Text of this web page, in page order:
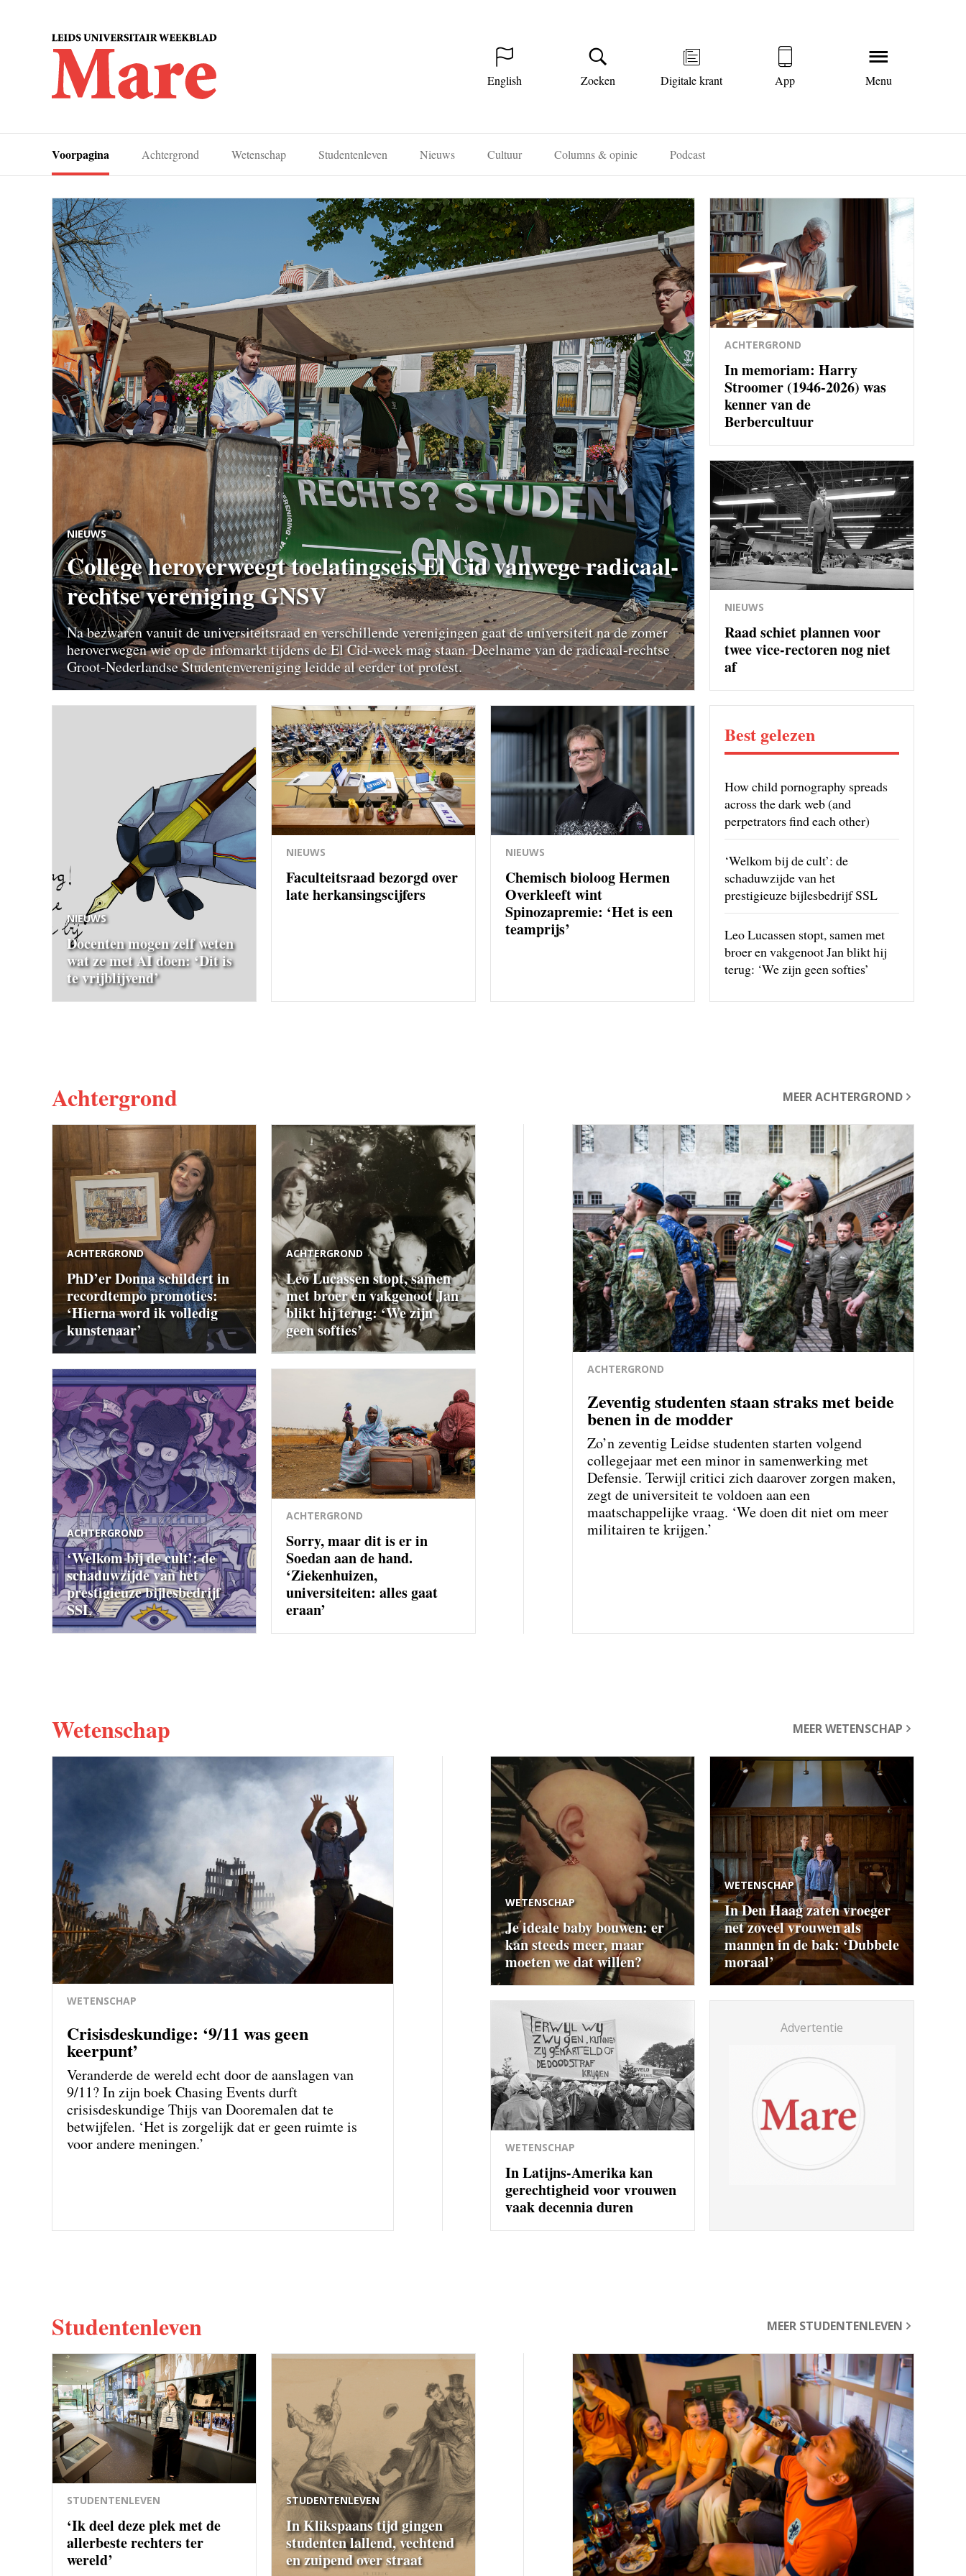
English Zoeken Digitale krant App Menu
Voorpagina Achtergrond Wetenschap Studentenleven Nieuws Cultuur Columns & opinie Podcast
NIEUWS
College heroverweegt toelatingseis El Cid vanwege radicaal-
rechtse vereniging GNSV
Na bezwaren vanuit de universiteitsraad en verschillende verenigingen gaat de universiteit na de zomer
heroverwegen wie op de infomarkt tijdens de El Cid-week mag staan. Deelname van de radicaal-rechtse
Groot-Nederlandse Studentenvereniging leidde al eerder tot protest.
ACHTERGROND
In memoriam: Harry
Stroomer (1946-2026) was
kenner van de
Berbercultuur
NIEUWS
Raad schiet plannen voor
twee vice-rectoren nog niet
af
NIEUWS
Docenten mogen zelf weten
wat ze met AI doen: ‘Dit is
te vrijblijvend’
NIEUWS
Faculteitsraad bezorgd over
late herkansingscijfers
NIEUWS
Chemisch bioloog Hermen
Overkleeft wint
Spinozapremie: ‘Het is een
teamprijs’
Best gelezen
How child pornography spreads
across the dark web (and
perpetrators find each other)
‘Welkom bij de cult’: de
schaduwzijde van het
prestigieuze bijlesbedrijf SSL
Leo Lucassen stopt, samen met
broer en vakgenoot Jan blikt hij
terug: ‘We zijn geen softies’
Achtergrond MEER ACHTERGROND
ACHTERGROND
Zeventig studenten staan straks met beide
benen in de modder
Zo’n zeventig Leidse studenten starten volgend
college­jaar met een minor in samenwerking met
Defensie. Terwijl critici zich daarover zorgen maken,
zegt de universiteit te voldoen aan een
maatschappelijke vraag. ‘We doen dit niet om meer
militairen te krijgen.’
ACHTERGROND
PhD’er Donna schildert in
recordtempo promoties:
‘Hierna word ik volledig
kunstenaar’
ACHTERGROND
Leo Lucassen stopt, samen
met broer en vakgenoot Jan
blikt hij terug: ‘We zijn
geen softies’
ACHTERGROND
‘Welkom bij de cult’: de
schaduwzijde van het
prestigieuze bijlesbedrijf
SSL
ACHTERGROND
Sorry, maar dit is er in
Soedan aan de hand.
‘Ziekenhuizen,
universiteiten: alles gaat
eraan’
Wetenschap MEER WETENSCHAP
WETENSCHAP
Crisisdeskundige: ‘9/11 was geen
keerpunt’
Veranderde de wereld echt door de aanslagen van
9/11? In zijn boek Chasing Events durft
crisisdeskundige Thijs van Dooremalen dat te
betwijfelen. ‘Het is zorgelijk dat er geen ruimte is
voor andere meningen.’
WETENSCHAP
Je ideale baby bouwen: er
kan steeds meer, maar
moeten we dat willen?
WETENSCHAP
In Den Haag zaten vroeger
net zoveel vrouwen als
mannen in de bak: ‘Dubbele
moraal’
WETENSCHAP
In Latijns-Amerika kan
gerechtigheid voor vrouwen
vaak decennia duren
Advertentie
Studentenleven MEER STUDENTENLEVEN
STUDENTENLEVEN
‘Ik deel deze plek met de
allerbeste rechters ter
wereld’
STUDENTENLEVEN
In Klikspaans tijd gingen
studenten lallend, vechtend
en zuipend over straat